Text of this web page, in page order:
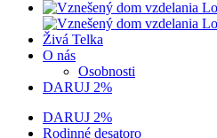
Živá Telka
O nás
Osobnosti
DARUJ 2%
DARUJ 2%
Rodinné desatoro